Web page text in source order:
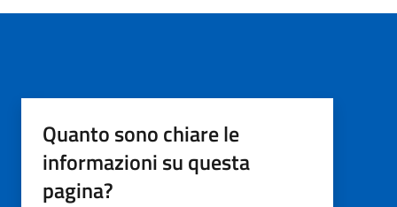
Quanto sono chiare le
informazioni su questa
pagina?